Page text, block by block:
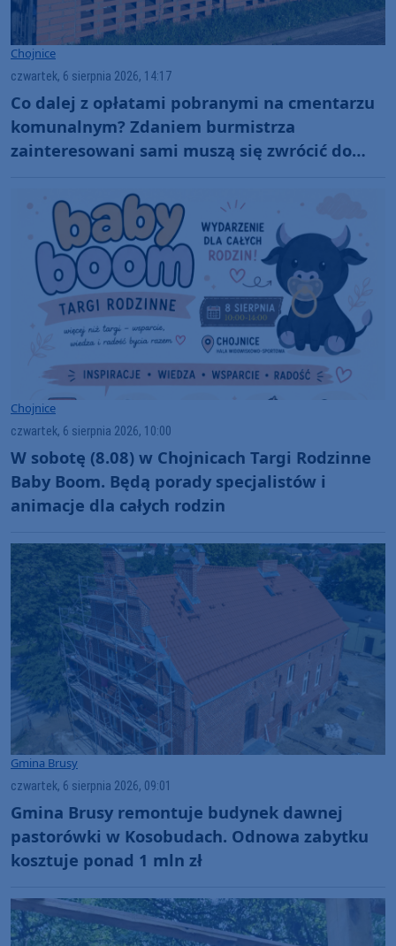
Chojnice
czwartek, 6 sierpnia 2026, 14:17
Co dalej z opłatami pobranymi na cmentarzu
komunalnym? Zdaniem burmistrza
zainteresowani sami muszą się zwrócić do
Chojnice
czwartek, 6 sierpnia 2026, 10:00
W sobotę (8.08) w Chojnicach Targi Rodzinne
Baby Boom. Będą porady specjalistów i
animacje dla całych rodzin
Gmina Brusy
czwartek, 6 sierpnia 2026, 09:01
Gmina Brusy remontuje budynek dawnej
pastorówki w Kosobudach. Odnowa zabytku
kosztuje ponad 1 mln zł